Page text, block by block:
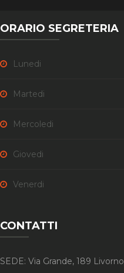
ORARIO SEGRETERIA
Lunedi
Martedi
Mercoledi
Giovedi
Venerdi
CONTATTI
SEDE: Via Grande, 189 Livorno